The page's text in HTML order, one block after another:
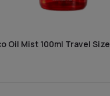
Oil Mist 100ml Travel Size